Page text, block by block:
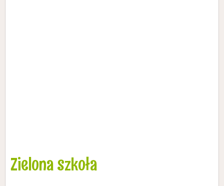
Zielona szkoła